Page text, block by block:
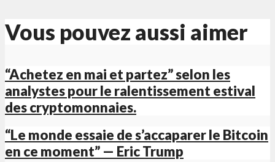
Vous pouvez aussi aimer
“Achetez en mai et partez” selon les
analystes pour le ralentissement estival
des cryptomonnaies.
“Le monde essaie de s’accaparer le Bitcoin
en ce moment” — Eric Trump